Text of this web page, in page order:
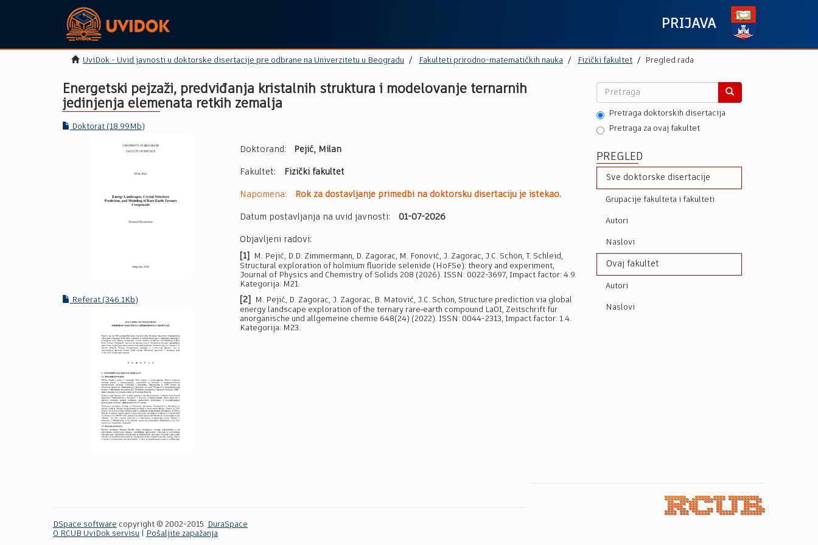
PRIJAVA
UviDok - Uvid javnosti u doktorske disertacije pre odbrane na Univerzitetu u Beogradu Fakulteti prirodno-matematičkih nauka Fizički fakultet Pregled rada
Energetski pejzaži, predviđanja kristalnih struktura i modelovanje ternarnih
jedinjenja elemenata retkih zemalja
Doktorat (18.99Mb)
Referat (346.1Kb)
Doktorand: Pejić, Milan
Fakultet: Fizički fakultet
Napomena: Rok za dostavljanje primedbi na doktorsku disertaciju je istekao.
Datum postavljanja na uvid javnosti: 01-07-2026
Objavljeni radovi:
[1]
M. Pejić, D.D. Zimmermann, D. Zagorac, M. Fonović, J. Zagorac, J.C. Schön, T. Schleid,
Structural exploration of holmium fluoride selenide (HoFSe): theory and experiment,
Journal of Physics and Chemistry of Solids 208 (2026). ISSN: 0022-3697, Impact factor: 4.9.
Kategorija: M21.
[2]
M. Pejić, D. Zagorac, J. Zagorac, B. Matović, J.C. Schön, Structure prediction via global
energy landscape exploration of the ternary rare‐earth compound LaOI, Zeitschrift für
anorganische und allgemeine chemie 648(24) (2022). ISSN: 0044-2313, Impact factor: 1.4.
Kategorija: M23.
Pretraga doktorskih disertacija
Pretraga za ovaj fakultet
PREGLED
Sve doktorske disertacije
Grupacije fakulteta i fakulteti
Autori
Naslovi
Ovaj fakultet
Autori
Naslovi
DSpace software copyright © 2002-2015
DuraSpace
O RCUB UviDok servisu
Pošaljite zapažanja